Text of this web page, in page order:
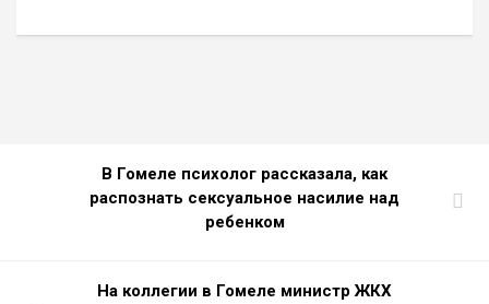
В Гомеле психолог рассказала, как
распознать сексуальное насилие над
ребенком
На коллегии в Гомеле министр ЖКХ